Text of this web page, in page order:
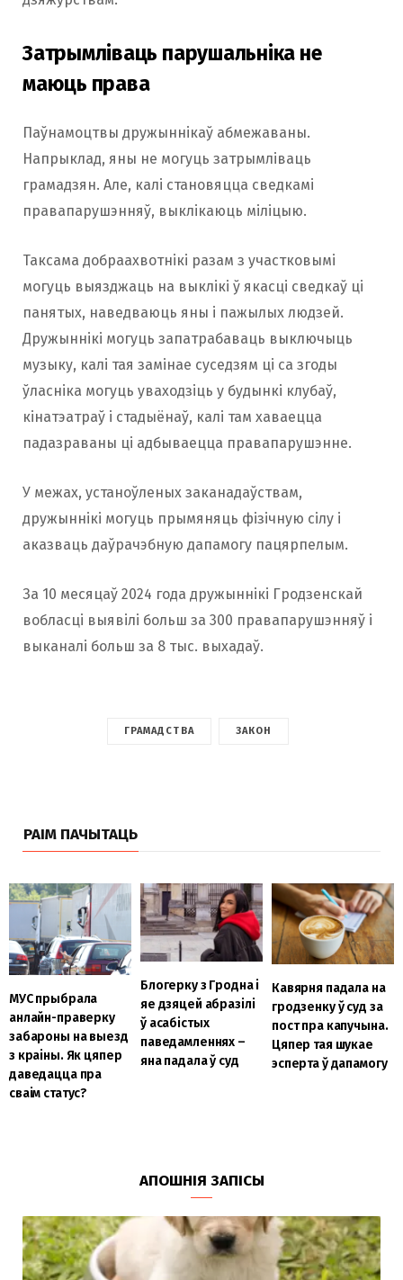
Затрымліваць парушальніка не
маюць права
Паўнамоцтвы дружыннікаў абмежаваны.
Напрыклад, яны не могуць затрымліваць
грамадзян. Але, калі становяцца сведкамі
правапарушэнняў, выклікаюць міліцыю.
Таксама добраахвотнікі разам з участковымі
могуць выязджаць на выклікі ў якасці сведкаў ці
панятых, наведваюць яны і пажылых людзей.
Дружыннікі могуць запатрабаваць выключыць
музыку, калі тая замінае суседзям ці са згоды
ўласніка могуць уваходзіць у будынкі клубаў,
кінатэатраў і стадыёнаў, калі там хаваецца
падазраваны ці адбываецца правапарушэнне.
У межах, устаноўленых заканадаўствам,
дружыннікі могуць прымяняць фізічную сілу і
аказваць даўрачэбную дапамогу пацярпелым.
За 10 месяцаў 2024 года дружыннікі Гродзенскай
вобласці выявілі больш за 300 правапарушэнняў і
выканалі больш за 8 тыс. выхадаў.
ГРАМАДСТВА ЗАКОН
РАІМ ПАЧЫТАЦЬ
МУС прыбрала
анлайн-праверку
забароны на выезд
з краіны. Як цяпер
даведацца пра
сваім статус?
Блогерку з Гродна і
яе дзяцей абразілі
ў асабістых
паведамленнях –
яна падала ў суд
Кавярня падала на
гродзенку ў суд за
пост пра капучына.
Цяпер тая шукае
эсперта ў дапамогу
АПОШНІЯ ЗАПІСЫ